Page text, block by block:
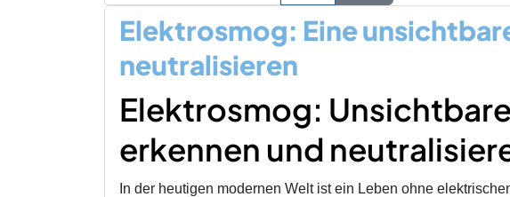
Elektrosmog: Eine
neutralisieren
Elektrosmog:
erkennen und
In der heutigen modernen Welt ist ein Leben ohne